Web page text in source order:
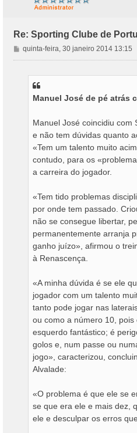
Re: Sporting Clube de
M
e
quinta-feira, 30 janeiro 2014 13:15
Manuel José de pé atrás
Manuel José coincidiu com
e não tem dúvidas quanto
«Tem um talento muito
contudo, para os
a carreira do jogador.
«Tem tido problemas
por onde tem passado.
não se consegue libertar,
permanentemente arranja
ganho juízo», afirmou o
à Renascença.
«A minha dúvida é se ele
jogador com um talento
tanto pode jogar nas
ou como a número 10,
esquerdo fantástico; é
golos e, num passe ou
jogo», caracterizou,
Alvalade:
«O problema é que ele se
se que era ele e mais dez,
ele e desculpar os erros